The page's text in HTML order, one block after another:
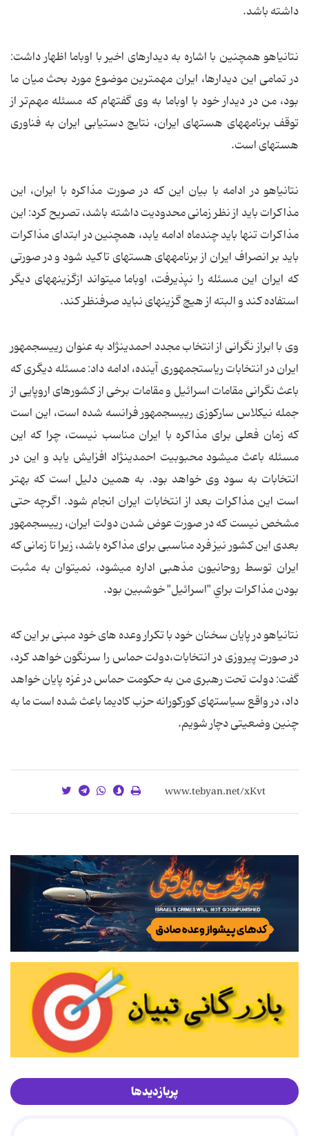
داشته باشد.
نتانیاهو همچنين با اشاره به دیدارهای اخیر با اوباما اظهار داشت:
در تمامی این دیدارها، ایران مهم­ترین موضوع مورد بحث میان ما
بود، من در دیدار خود با اوباما به وی گفته­ام که مسئله مهم‌تر از
توقف برنامه­های هسته­ای ایران، نتایج دستیابی ایران به فناوری
هسته­ای است.
نتانیاهو در ادامه با بیان این که در صورت مذاکره با ایران، این
مذاکرات باید از نظر زمانی محدودیت داشته باشد، تصریح کرد: این
مذاکرات تنها باید چندماه ادامه یابد، همچنین در ابتدای مذاکرات
باید بر انصراف ایران از برنامه­های هسته­ای تاکید شود و در صورتی
که ایران این مسئله را نپذیرفت، اوباما می­تواند ازگزینه­های دیگر
استفاده کند و البته از هیچ گزینه­ای نباید صرف­نظر کند.
وی با ابراز نگرانی از انتخاب مجدد احمدی­نژاد به عنوان رییس­جمهور
ایران در انتخابات ریاست­جمهوری آینده، ادامه داد: مسئله دیگری که
باعث نگرانی مقامات اسرائیل و مقامات برخی از کشورهای اروپایی از
جمله نیکلاس سارکوزی رییس­جمهور فرانسه شده است، این است
که زمان فعلی برای مذاکره با ایران مناسب نیست، چرا که این
مسئله باعث می­شود محبوبیت احمدی­نژاد افزایش یابد و این در
انتخابات به سود وی خواهد بود. به همین دلیل است که بهتر
است این مذاکرات بعد از انتخابات ایران انجام شود. اگرچه حتی
مشخص نیست که در صورت عوض شدن دولت ايران، رییس­جمهور
بعدی اين كشور نیز فرد مناسبی برای مذاکره باشد، زیرا تا زمانی که
ایران توسط روحانیون مذهبی اداره می­شود، نمی­توان به مثبت
بودن مذاکرات براي "اسرائيل" خوش­بین بود.
نتانیاهو در پایان سخنان خود با تکرار وعده های خود مبنی بر این که
در صورت پیروزی در انتخابات،دولت حماس را سرنگون خواهد کرد،
گفت: دولت تحت رهبری من به حکومت حماس در غزه پایان خواهد
داد، در واقع سیاست­های کورکورانه حزب کادیما باعث شده است ما به
چنین وضعیتی دچار شویم.
پربازدیدها